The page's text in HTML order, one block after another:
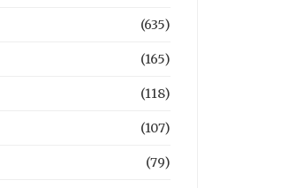
(635)
(165)
(118)
(107)
(79)